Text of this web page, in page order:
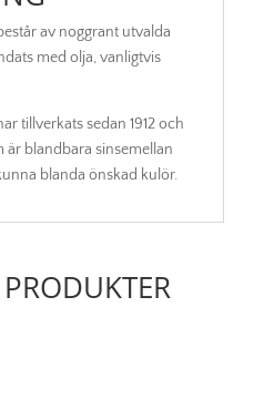
av noggrant utvalda
med olja, vanligtvis
tillverkats sedan 1912 och
är blandbara sinsemellan
blanda önskad kulör.